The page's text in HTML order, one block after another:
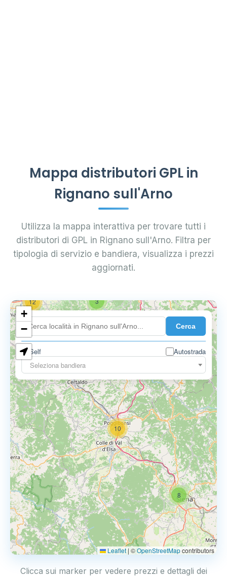
Mappa distributori GPL in
Rignano sull'Arno
Utilizza la mappa interattiva per trovare tutti i
distributori di GPL in Rignano sull'Arno. Filtra per
tipologia di servizio e bandiera, visualizza i prezzi
aggiornati.
Cerca
Self
Autostrada
Seleziona bandiera
8
3
10
3
3
12
+
−
Leaflet | ©OpenStreetMapcontributors
Clicca sui marker per vedere prezzi e dettagli dei